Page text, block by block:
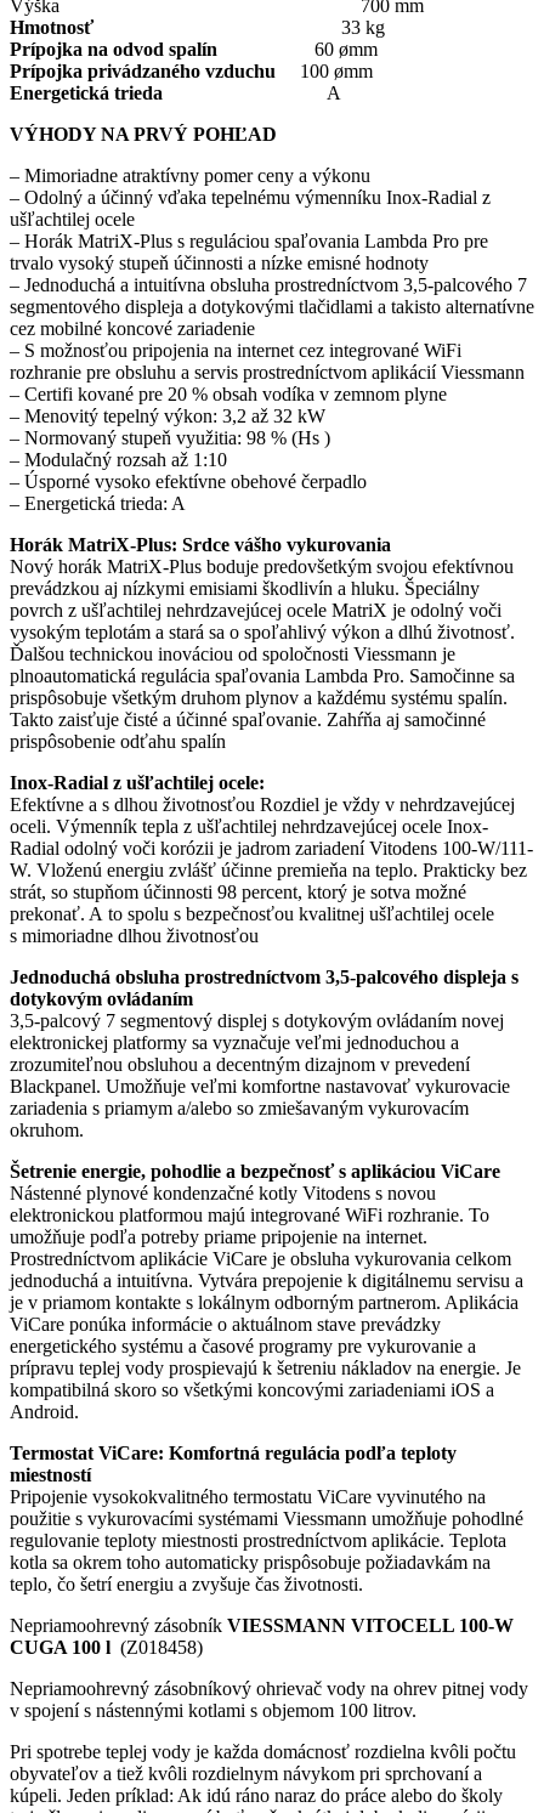
Výška 700 mm
Hmotnosť33 kg
Prípojka na odvod spalín 60 ømm
Prípojka privádzaného vzduchu 100 ømm
Energetická trieda A
VÝHODY NA PRVÝ POHĽAD
– Mimoriadne atraktívny pomer ceny a výkonu
– Odolný a účinný vďaka tepelnému výmenníku Inox-Radial z
ušľachtilej ocele
– Horák MatriX-Plus s reguláciou spaľovania Lambda Pro pre
trvalo vysoký stupeň účinnosti a nízke emisné hodnoty
– Jednoduchá a intuitívna obsluha prostredníctvom 3,5-palcového 7
segmentového displeja a dotykovými tlačidlami a takisto alternatívne
cez mobilné koncové zariadenie
– S možnosťou pripojenia na internet cez integrované WiFi
rozhranie pre obsluhu a servis prostredníctvom aplikácií Viessmann
– Certifi kované pre 20 % obsah vodíka v zemnom plyne
– Menovitý tepelný výkon: 3,2 až 32 kW
– Normovaný stupeň využitia: 98 % (Hs )
– Modulačný rozsah až 1:10
– Úsporné vysoko efektívne obehové čerpadlo
– Energetická trieda: A
Horák MatriX-Plus: Srdce vášho vykurovania
Nový horák MatriX-Plus boduje predovšetkým svojou efektívnou
prevádzkou aj nízkymi emisiami škodlivín a hluku. Špeciálny
povrch z ušľachtilej nehrdzavejúcej ocele MatriX je odolný voči
vysokým teplotám a stará sa o spoľahlivý výkon a dlhú životnosť.
Ďalšou technickou inováciou od spoločnosti Viessmann je
plnoautomatická regulácia spaľovania Lambda Pro. Samočinne sa
prispôsobuje všetkým druhom plynov a každému systému spalín.
Takto zaisťuje čisté a účinné spaľovanie. Zahŕňa aj samočinné
prispôsobenie odťahu spalín
Inox-Radial z ušľachtilej ocele:
Efektívne a s dlhou životnosťou Rozdiel je vždy v nehrdzavejúcej
oceli. Výmenník tepla z ušľachtilej nehrdzavejúcej ocele Inox-
Radial odolný voči korózii je jadrom zariadení Vitodens 100-W/111-
W. Vloženú energiu zvlášť účinne premieňa na teplo. Prakticky bez
strát, so stupňom účinnosti 98 percent, ktorý je sotva možné
prekonať. A to spolu s bezpečnosťou kvalitnej ušľachtilej ocele
s mimoriadne dlhou životnosťou
Jednoduchá obsluha prostredníctvom 3,5-palcového displeja s
dotykovým ovládaním
3,5-palcový 7 segmentový displej s dotykovým ovládaním novej
elektronickej platformy sa vyznačuje veľmi jednoduchou a
zrozumiteľnou obsluhou a decentným dizajnom v prevedení
Blackpanel. Umožňuje veľmi komfortne nastavovať vykurovacie
zariadenia s priamym a/alebo so zmiešavaným vykurovacím
okruhom.
Šetrenie energie, pohodlie a bezpečnosť s aplikáciou ViCare
Nástenné plynové kondenzačné kotly Vitodens s novou
elektronickou platformou majú integrované WiFi rozhranie. To
umožňuje podľa potreby priame pripojenie na internet.
Prostredníctvom aplikácie ViCare je obsluha vykurovania celkom
jednoduchá a intuitívna. Vytvára prepojenie k digitálnemu servisu a
je v priamom kontakte s lokálnym odborným partnerom. Aplikácia
ViCare ponúka informácie o aktuálnom stave prevádzky
energetického systému a časové programy pre vykurovanie a
prípravu teplej vody prospievajú k šetreniu nákladov na energie. Je
kompatibilná skoro so všetkými koncovými zariadeniami iOS a
Android.
Termostat ViCare: Komfortná regulácia podľa teploty
miestností
Pripojenie vysokokvalitného termostatu ViCare vyvinutého na
použitie s vykurovacími systémami Viessmann umožňuje pohodlné
regulovanie teploty miestnosti prostredníctvom aplikácie. Teplota
kotla sa okrem toho automaticky prispôsobuje požiadavkám na
teplo, čo šetrí energiu a zvyšuje čas životnosti.
Nepriamoohrevný zásobník VIESSMANN VITOCELL 100-W
CUGA 100 l (Z018458)
Nepriamoohrevný zásobníkový ohrievač vody na ohrev pitnej vody
v spojení s nástennými kotlami s objemom 100 litrov.
Pri spotrebe teplej vody je každa domácnosť rozdielna kvôli počtu
obyvateľov a tiež kvôli rozdielnym návykom pri sprchovaní a
kúpeli. Jeden príklad: Ak idú ráno naraz do práce alebo do školy